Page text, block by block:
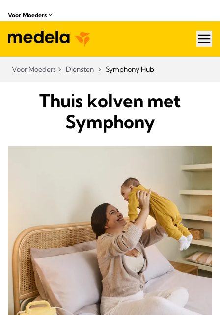
Voor Moeders
Voor Moeders Diensten Symphony Hub
Thuis kolven met
Symphony